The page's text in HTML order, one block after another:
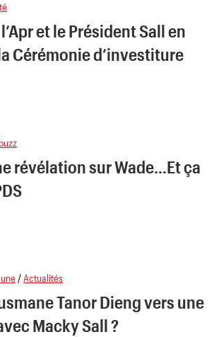
et le Président Sall en
Cérémonie d’investiture
révélation sur Wade…Et ça
/Actualités
Tanor Dieng vers une
Macky Sall ?